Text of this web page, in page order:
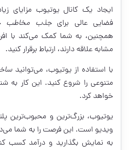
ایجاد یک کانال یوتیوب مزایای
فضایی عالی برایجذب مخاطب
همچنین، به شما کمک می‌کند با
مشابه علاقه دارند، ارتباط برقرار کنید.
با استفاده از یوتیوب، می‌توانید
متنوعی را شروع کنید. این کار
خواهد کرد.
یوتیوب، بزرگ‌ترین و محبوب‌ترین
ویدیو است. این فرصت را به شما
به نمایش بگذارید و درآمد کسب